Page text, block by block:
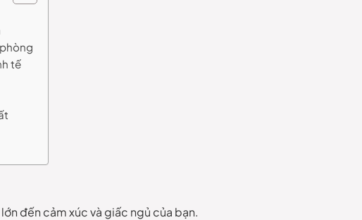
tế
đến cảm xúc và giấc ngủ của bạn.